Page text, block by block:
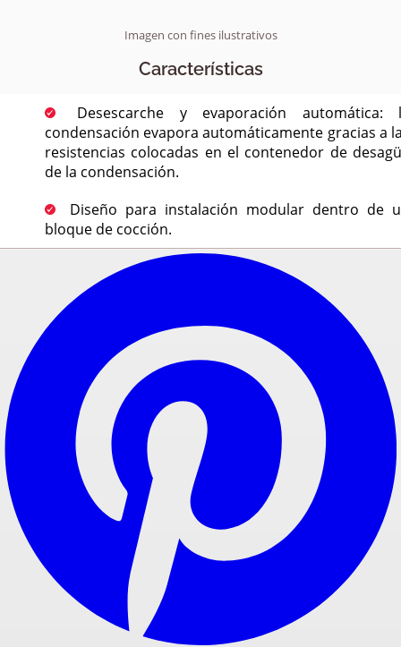
Imagen con fines ilustrativos
Características
Desescarche y evaporación automática:
condensación evapora automáticamente gracias a
resistencias colocadas en el contenedor de
de la condensación.
Diseño para instalación modular dentro de
bloque de cocción.